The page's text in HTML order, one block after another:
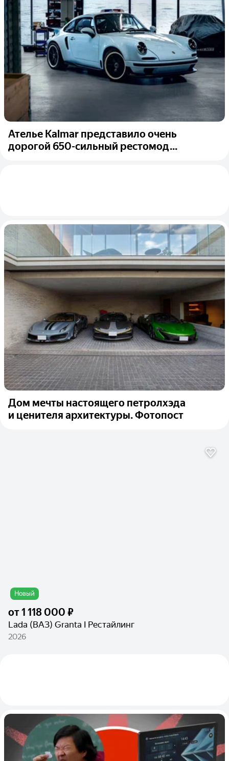
Ателье Kalmar представило очень
дорогой 650-сильный рестомод...
Дом мечты настоящего петролхэда
и ценителя архитектуры. Фотопост
Новый
от1 118 000 ₽
Lada (ВАЗ) Granta I Рестайлинг
2026